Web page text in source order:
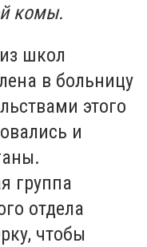
комы.
школ
в больницу
этого
и
группа
отдела
чтобы